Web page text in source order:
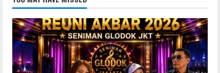
2
KLARIFIKASI DAN EDUKASI
PUBLIKInformasi Yang Belum
Terverifikasi Tidak Dapat Dijadikan